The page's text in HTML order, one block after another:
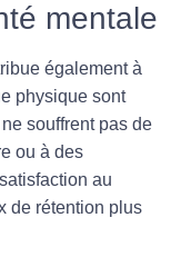
mentale
également à
physique sont
souffrent pas de
ou à des
au
de rétention plus